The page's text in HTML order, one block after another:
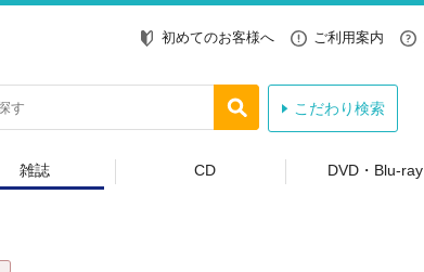
初めてのお客様へ ご利用案内
こだわり検索
雑誌 CD DVD・Blu-ray